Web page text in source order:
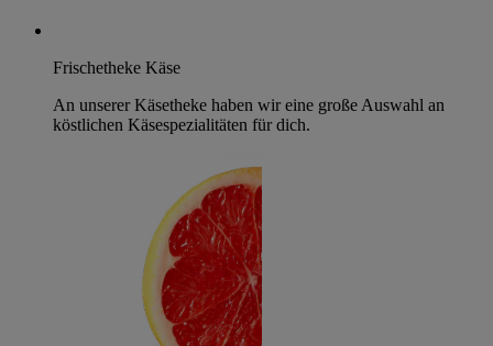
Frischetheke Käse
An unserer Käsetheke haben wir eine große Auswahl an
köstlichen Käsespezialitäten für dich.